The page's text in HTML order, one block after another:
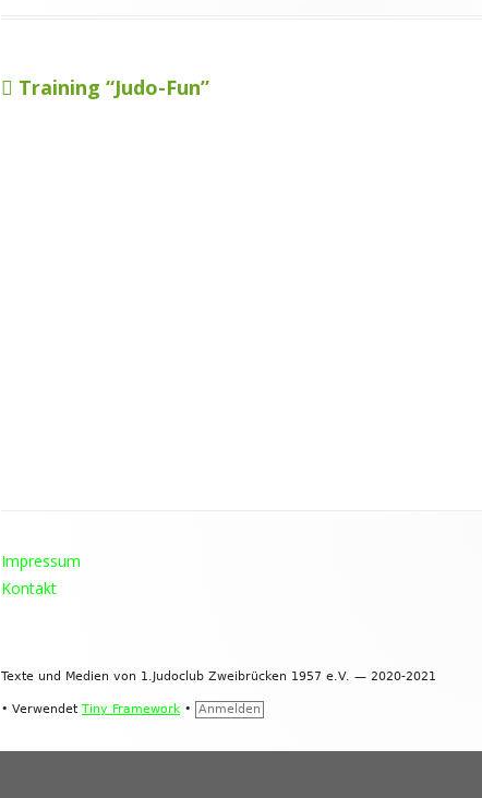
Beitragsnavigation
Vorheriger
Training “Judo-Fun”
Inhalt
Impressum
Kontakt
Texte und Medien von 1.Judoclub Zweibrücken 1957 e.V. — 2020-2021
• Verwendet Tiny Framework • Anmelden